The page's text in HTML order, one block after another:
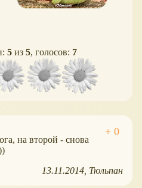
5 из 5, голосов: 7
на второй - снова
13.11.2014 Тюльпан